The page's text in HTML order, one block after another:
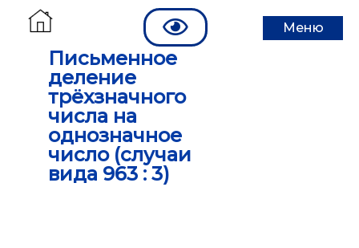
Письменное
деление
трёхзначного
числа на
однозначное
число (случаи
вида 963 : 3)
Меню